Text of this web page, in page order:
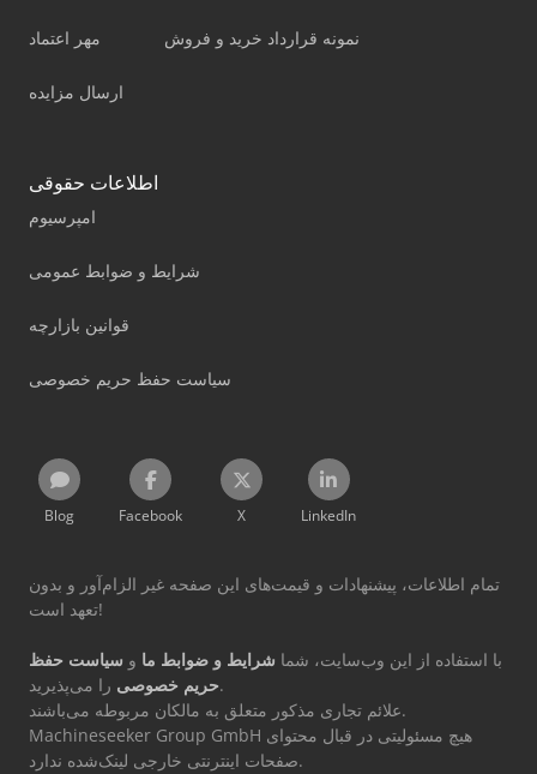
مهر اعتماد
ارسال مزایده
نمونه قرارداد خرید و فروش
اطلاعات حقوقی
امپرسیوم
شرایط و ضوابط عمومی
قوانین بازارچه
سیاست حفظ حریم خصوصی
Blog Facebook X LinkedIn
تمام اطلاعات، پیشنهادات و قیمت‌های این صفحه غیر الزام‌آور و بدون
تعهد است!
با استفاده از این وب‌سایت، شما شرایط و ضوابط ما و سیاست حفظ
حریم خصوصیرا می‌پذیرید.
علائم تجاری مذکور متعلق به مالکان مربوطه می‌باشند.
Machineseeker Group GmbH هیچ مسئولیتی در قبال محتوای
صفحات اینترنتی خارجی لینک‌شده ندارد.